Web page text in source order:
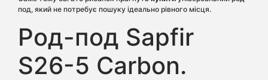
под, який не потребує пошуку ідеально рівного місця.
Род-под Sapfir
S26-5 Carbon.